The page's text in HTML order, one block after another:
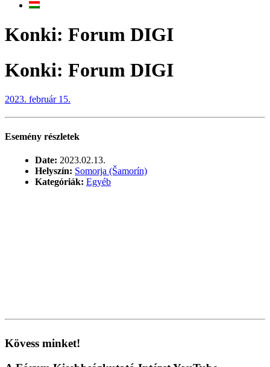
Konki: Forum DIGI
Konki: Forum DIGI
2023. február 15.
Esemény részletek
Date: 2023.02.13.
Helyszín: Somorja (Šamorín)
Kategóriák: Egyéb
Kövess minket!